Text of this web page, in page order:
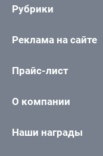
Рубрики
Реклама на сайте
Прайс-лист
О компании
Наши награды